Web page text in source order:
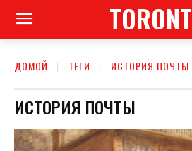
ДОМОЙ ТЕГИ ИСТОРИЯ ПОЧТЫ
ИСТОРИЯ ПОЧТЫ